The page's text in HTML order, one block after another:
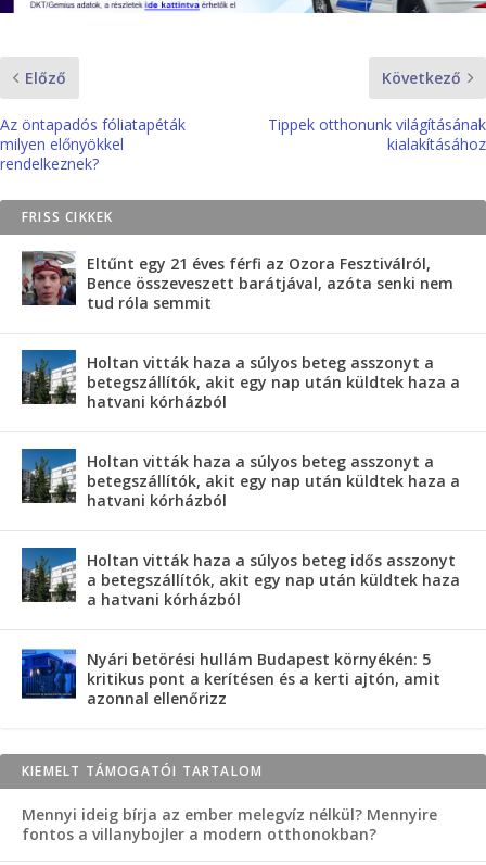
Előző
Az öntapadós fóliatapéták
milyen előnyökkel
rendelkeznek?
Következő
Tippek otthonunk világításának
kialakításához
FRISS CIKKEK
Eltűnt egy 21 éves férfi az Ozora Fesztiválról,
Bence összeveszett barátjával, azóta senki nem
tud róla semmit
Holtan vitták haza a súlyos beteg asszonyt a
betegszállítók, akit egy nap után küldtek haza a
hatvani kórházból
Holtan vitták haza a súlyos beteg asszonyt a
betegszállítók, akit egy nap után küldtek haza a
hatvani kórházból
Holtan vitták haza a súlyos beteg idős asszonyt
a betegszállítók, akit egy nap után küldtek haza
a hatvani kórházból
Nyári betörési hullám Budapest környékén: 5
kritikus pont a kerítésen és a kerti ajtón, amit
azonnal ellenőrizz
KIEMELT TÁMOGATÓI TARTALOM
Mennyi ideig bírja az ember melegvíz nélkül? Mennyire
fontos a villanybojler a modern otthonokban?